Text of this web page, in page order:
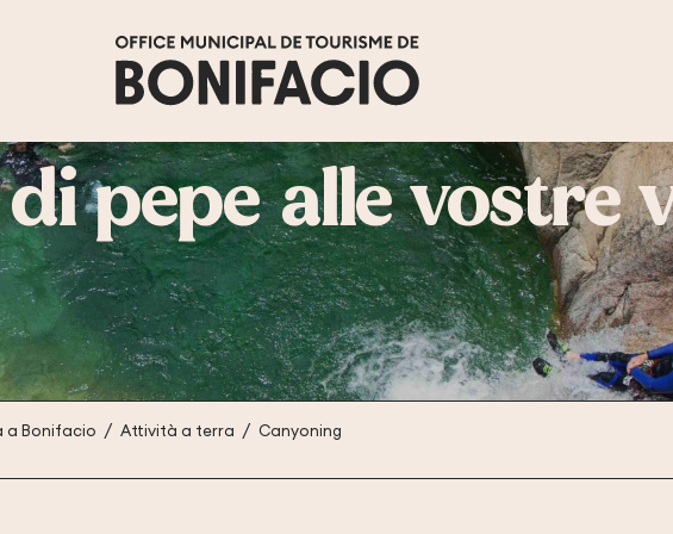
pepe alle vostre
a Bonifacio Attività a terra Canyoning